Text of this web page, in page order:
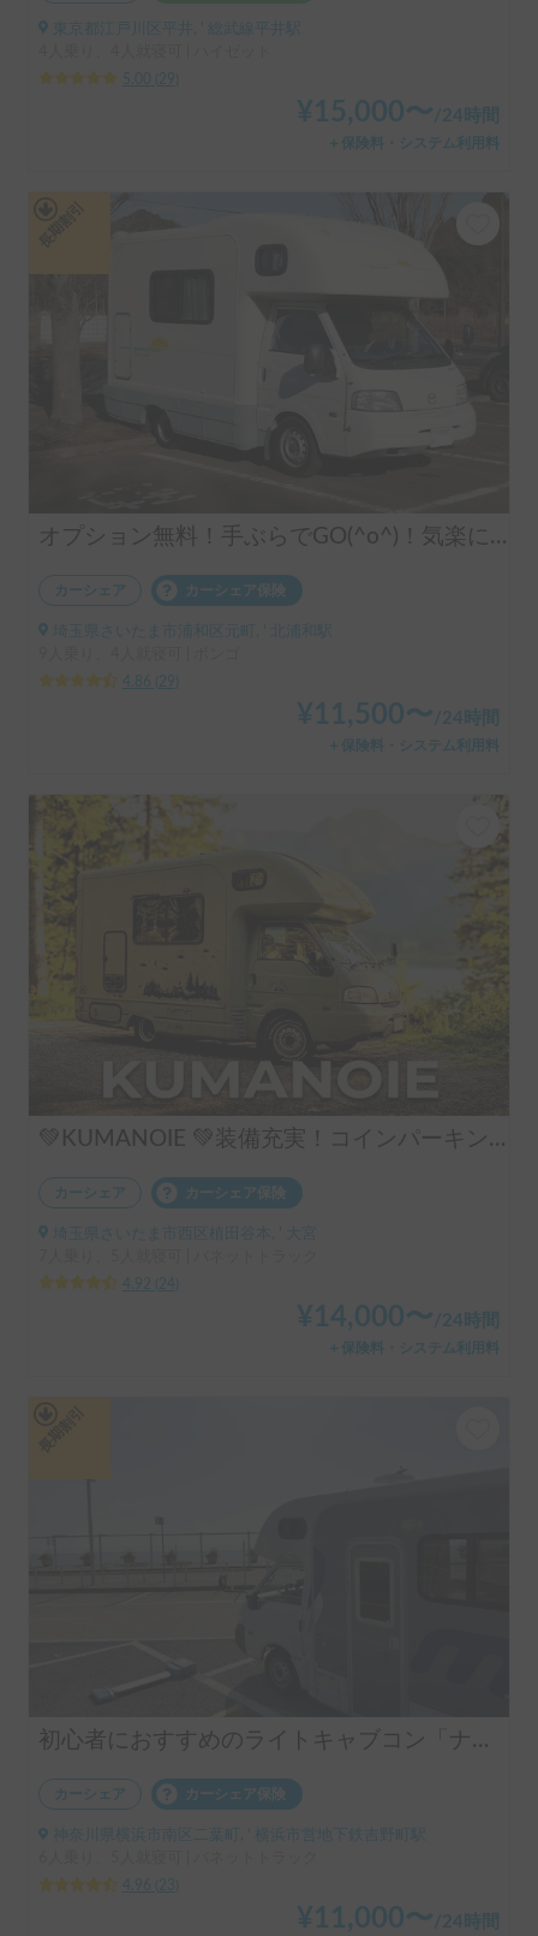
東京都江戸川区平井, ' 総武線平井駅
5.00
29
¥ 15,000〜 /24時間
＋保険料・システム利用料
オプション無料！手ぶらでGO(^o^)！気楽に運転できるキャンピングカー!
カーシェア カーシェア保険
埼玉県さいたま市浦和区元町, ' 北浦和駅
4.86
29
¥ 11,500〜 /24時間
＋保険料・システム利用料
💚KUMANOIE 💚装備充実！コインパーキングOK。小回りも利く！初めてのキャンピングカー旅に❗
カーシェア カーシェア保険
埼玉県さいたま市西区植田谷本, ' 大宮
4.92
24
¥ 14,000〜 /24時間
＋保険料・システム利用料
初心者におすすめのライトキャブコン「ナッツRV社マッシュ号」
カーシェア カーシェア保険
神奈川県横浜市南区二葉町, ' 横浜市営地下鉄吉野町駅
4.96
23
¥ 11,000〜/24時間